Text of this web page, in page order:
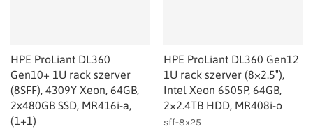
HPE ProLiant DL360
Gen10+ 1U rack szerver
(8SFF), 4309Y Xeon, 64GB,
2x480GB SSD, MR416i-a,
(1+1)
HPE ProLiant DL360 Gen12
1U rack szerver (8×2.5″),
Intel Xeon 6505P, 64GB,
2×2.4TB HDD, MR408i-o
sff-8x25